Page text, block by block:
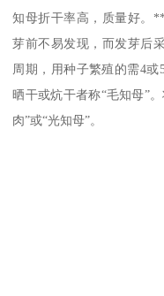
知母折干率高，质量好。
芽前不易发现，而发芽后
周期，用种子繁殖的需4
晒干或炕干者称“毛知母”
肉”或“光知母”。